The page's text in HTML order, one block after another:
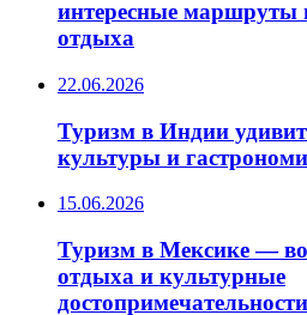
интересные маршруты
отдыха
22.06.2026
Туризм в Индии
культуры и
15.06.2026
Туризм в Мексике —
отдыха и культурные
достопримечательности